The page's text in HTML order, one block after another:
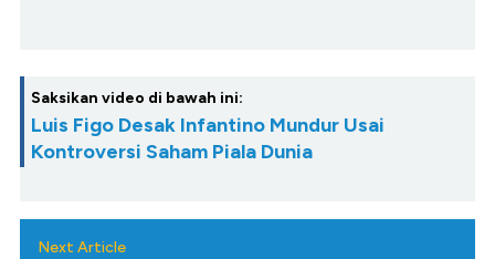
Saksikan video di bawah ini:
Luis Figo Desak Infantino Mundur Usai
Kontroversi Saham Piala Dunia
Next Article